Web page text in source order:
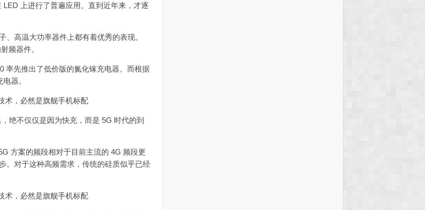
上进行了普遍应用。直到近年来，才逐
高温大功率器件上都有着优秀的表现。
频器件。
先推出了低价版的氮化镓充电器。而根据
器。
不仅仅是因为快充，而是 5G 时代的到
方案的频段相对于目前主流的 4G 频段更
。对于这种高频需求，传统的硅质似乎已经